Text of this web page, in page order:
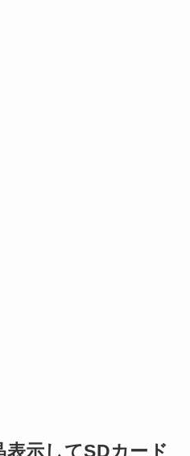
示してSDカード